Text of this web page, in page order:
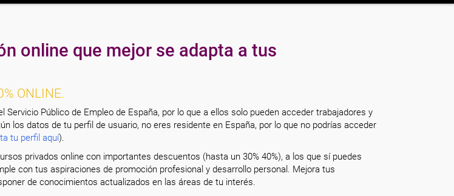
online que mejor se adapta a tus
ONLINE.
Público de Empleo de España, por lo que a ellos solo pueden acceder trabajadores y
los datos de tu perfil de usuario, no eres residente en España, por lo que no podrías acceder
tu perfil aquí).
privados online con importantes descuentos (hasta un 30% 40%), a los que sí puedes
con tus aspiraciones de promoción profesional y desarrollo personal. Mejora tus
de conocimientos actualizados en las áreas de tu interés.